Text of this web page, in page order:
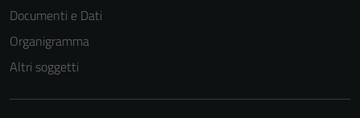
Documenti e Dati
Organigramma
Altri soggetti